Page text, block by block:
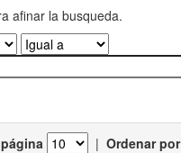
afinar la busqueda.
| Ordenar por